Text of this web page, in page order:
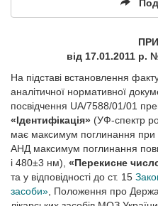
від 17.01.2011 р.
На підставі встановлення
аналітичної нормативної
посвідчення UA/7588/01/01
«Ідентифікація» (УФ-спектр
має максимум поглинання при
АНД максимум поглинання
і 480±3 нм), «Перекисне
та у відповідності до ст. 15
засоби» , Положення про